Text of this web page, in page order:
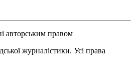
авторським правом
журналістики. Усі права